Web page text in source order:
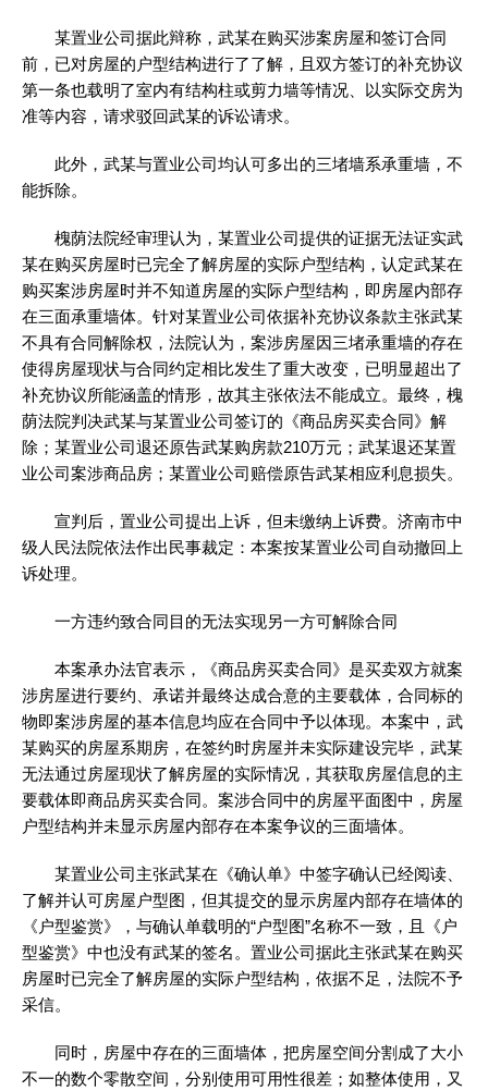
某置业公司据此辩称，武某在购买涉案房屋和签订合同
前，已对房屋的户型结构进行了了解，且双方签订的补充协议
第一条也载明了室内有结构柱或剪力墙等情况、以实际交房为
准等内容，请求驳回武某的诉讼请求。
此外，武某与置业公司均认可多出的三堵墙系承重墙，不
能拆除。
槐荫法院经审理认为，某置业公司提供的证据无法证实武
某在购买房屋时已完全了解房屋的实际户型结构，认定武某在
购买案涉房屋时并不知道房屋的实际户型结构，即房屋内部存
在三面承重墙体。针对某置业公司依据补充协议条款主张武某
不具有合同解除权，法院认为，案涉房屋因三堵承重墙的存在
使得房屋现状与合同约定相比发生了重大改变，已明显超出了
补充协议所能涵盖的情形，故其主张依法不能成立。最终，槐
荫法院判决武某与某置业公司签订的《商品房买卖合同》解
除；某置业公司退还原告武某购房款210万元；武某退还某置
业公司案涉商品房；某置业公司赔偿原告武某相应利息损失。
宣判后，置业公司提出上诉，但未缴纳上诉费。济南市中
级人民法院依法作出民事裁定：本案按某置业公司自动撤回上
诉处理。
一方违约致合同目的无法实现另一方可解除合同
本案承办法官表示，《商品房买卖合同》是买卖双方就案
涉房屋进行要约、承诺并最终达成合意的主要载体，合同标的
物即案涉房屋的基本信息均应在合同中予以体现。本案中，武
某购买的房屋系期房，在签约时房屋并未实际建设完毕，武某
无法通过房屋现状了解房屋的实际情况，其获取房屋信息的主
要载体即商品房买卖合同。案涉合同中的房屋平面图中，房屋
户型结构并未显示房屋内部存在本案争议的三面墙体。
某置业公司主张武某在《确认单》中签字确认已经阅读、
了解并认可房屋户型图，但其提交的显示房屋内部存在墙体的
《户型鉴赏》，与确认单载明的“户型图”名称不一致，且《户
型鉴赏》中也没有武某的签名。置业公司据此主张武某在购买
房屋时已完全了解房屋的实际户型结构，依据不足，法院不予
采信。
同时，房屋中存在的三面墙体，把房屋空间分割成了大小
不一的数个零散空间，分别使用可用性很差；如整体使用，又